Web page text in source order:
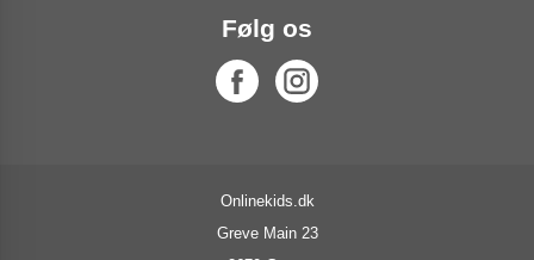
Følg os
Onlinekids.dk
Greve Main 23